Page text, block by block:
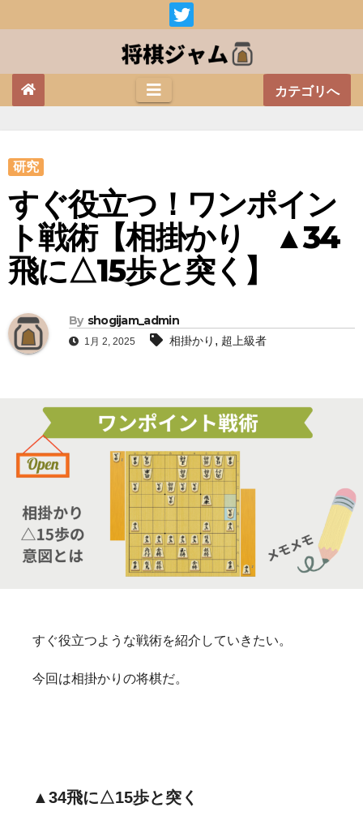
カテゴリへ
研究
すぐ役立つ！ワンポイン
ト戦術【相掛かり ▲34
飛に△15歩と突く】
By shogijam_admin
1月 2, 2025 相掛かり , 超上級者
すぐ役立つような戦術を紹介していきたい。
今回は相掛かりの将棋だ。
▲34飛に△15歩と突く